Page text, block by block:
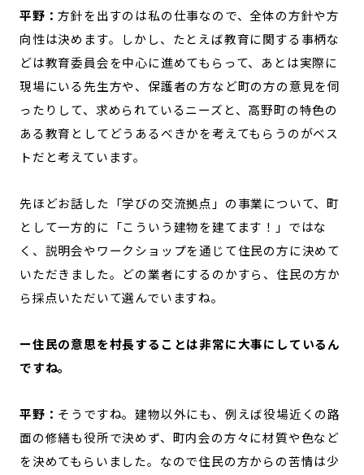
平野：方針を出すのは私の仕事なので、全体の方針や方
向性は決めます。しかし、たとえば教育に関する事柄な
どは教育委員会を中心に進めてもらって、あとは実際に
現場にいる先生方や、保護者の方など町の方の意見を伺
ったりして、求められているニーズと、高野町の特色の
ある教育としてどうあるべきかを考えてもらうのがベス
トだと考えています。
先ほどお話した「学びの交流拠点」の事業について、町
として一方的に「こういう建物を建てます！」ではな
く、説明会やワークショップを通じて住民の方に決めて
いただきました。どの業者にするのかすら、住民の方か
ら採点いただいて選んでいますね。
ー住民の意思を村長することは非常に大事にしているん
ですね。
平野： そうですね。建物以外にも、例えば役場近くの路
面の修繕も役所で決めず、町内会の方々に材質や色など
を決めてもらいました。なので住民の方からの苦情は少